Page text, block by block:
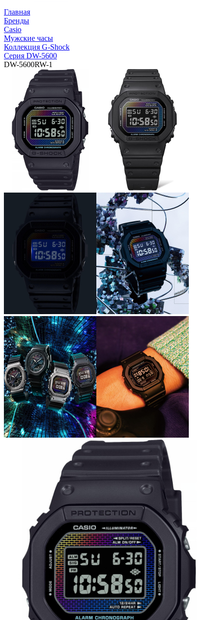
Главная
Бренды
Casio
Мужские часы
Коллекция G-Shock
Серия DW-5600
DW-5600RW-1